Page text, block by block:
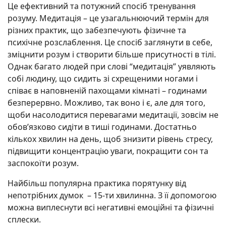
Це ефективний та потужний спосіб тренування
розуму. Медитація – це узагальнюючий термін для
різних практик, що забезпечують фізичне та
психічне розслаблення. Це спосіб заглянути в себе,
зміцнити розум і створити більше присутності в тілі.
Однак багато людей при слові “медитація” уявляють
собі людину, що сидить зі схрещеними ногами і
співає в наповненій пахощами кімнаті – годинами
безперервно. Можливо, так воно і є, але для того,
щоби насолодитися перевагами медитації, зовсім не
обов’язково сидіти в тиші годинами. Достатньо
кількох хвилин на день, щоб знизити рівень стресу,
підвищити концентрацію уваги, покращити сон та
заспокоїти розум.
Найбільш популярна практика порятунку від
непотрібних думок – 15-ти хвилинна. З її допомогою
можна виплеснути всі негативні емоційні та фізичні
сплески.